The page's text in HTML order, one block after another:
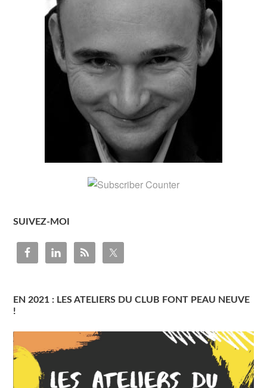
SUIVEZ-MOI
EN 2021 : LES ATELIERS DU CLUB FONT PEAU NEUVE
!